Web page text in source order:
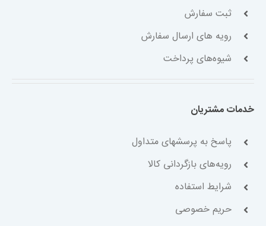
ثبت سفارش
رویه های ارسال سفارش
شیوه‌های پرداخت
خدمات مشتریان
پاسخ به پرسشهای متداول
رویه‌های بازگردانی کالا
شرایط استفاده
حریم خصوصی